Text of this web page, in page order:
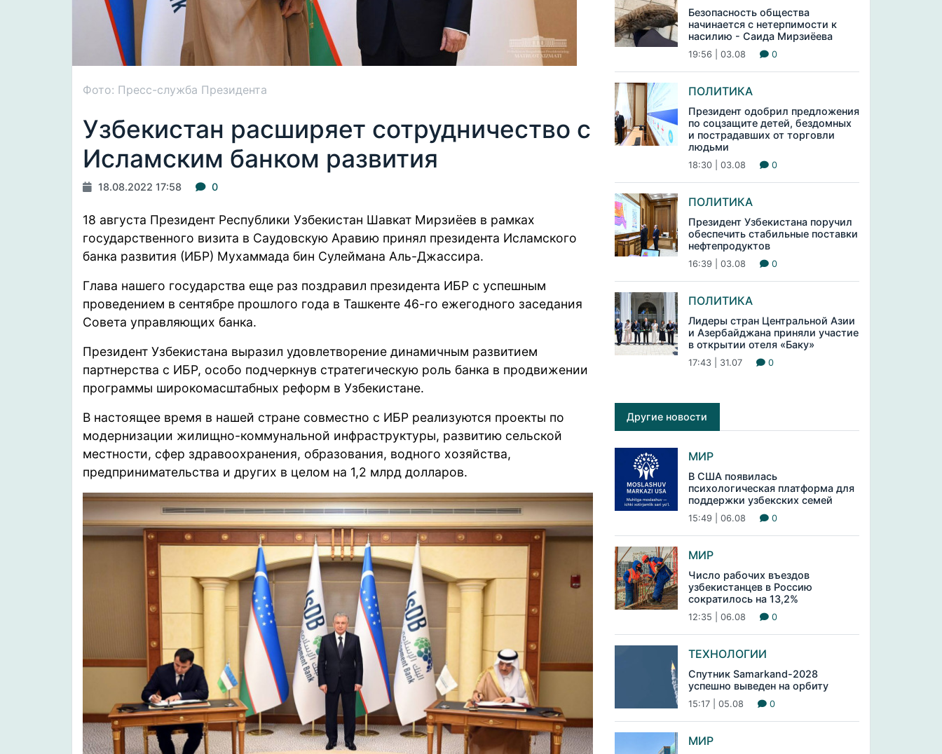
Фото: Пресс-служба Президента
Узбекистан расширяет сотрудничество с
Исламским банком развития
18.08.2022 17:58 0
18 августа Президент Республики Узбекистан Шавкат Мирзиёев в рамках
государственного визита в Саудовскую Аравию принял президента Исламского
банка развития (ИБР) Мухаммада бин Сулеймана Аль-Джассира.
Глава нашего государства еще раз поздравил президента ИБР с успешным
проведением в сентябре прошлого года в Ташкенте 46-го ежегодного заседания
Совета управляющих банка.
Президент Узбекистана выразил удовлетворение динамичным развитием
партнерства с ИБР, особо подчеркнув стратегическую роль банка в продвижении
программы широкомасштабных реформ в Узбекистане.
В настоящее время в нашей стране совместно с ИБР реализуются проекты по
модернизации жилищно-коммунальной инфраструктуры, развитию сельской
местности, сфер здравоохранения, образования, водного хозяйства,
предпринимательства и других в целом на 1,2 млрд долларов.
Безопасность общества
начинается с нетерпимости к
насилию - Саида Мирзиёева
19:56 | 03.08 0
ПОЛИТИКА
Президент одобрил предложения
по соцзащите детей, бездомных
и пострадавших от торговли
людьми
18:30 | 03.08 0
ПОЛИТИКА
Президент Узбекистана поручил
обеспечить стабильные поставки
нефтепродуктов
16:39 | 03.08 0
ПОЛИТИКА
Лидеры стран Центральной Азии
и Азербайджана приняли участие
в открытии отеля «Баку»
17:43 | 31.07 0
Другие новости
МИР
В США появилась
психологическая платформа для
поддержки узбекских семей
15:49 | 06.08 0
МИР
Число рабочих въездов
узбекистанцев в Россию
сократилось на 13,2%
12:35 | 06.08 0
ТЕХНОЛОГИИ
Спутник Samarkand-2028
успешно выведен на орбиту
15:17 | 05.08 0
МИР